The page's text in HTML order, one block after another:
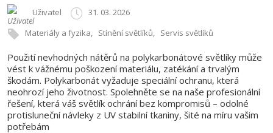
Uživatel
31. 03. 2026
Materiály a fyzika
Stínění světlíků Servis světlíků
Použití nevhodných nátěrů na polykarbonátové světlíky může
vést k vážnému poškození materiálu, zatékání a trvalým
škodám. Polykarbonát vyžaduje speciální ochranu, která
neohrozí jeho životnost. Spolehněte se na naše profesionální
řešení, která váš světlík ochrání bez kompromisů – odolné
protisluneční návleky z UV stabilní tkaniny, šité na míru vašim
potřebám